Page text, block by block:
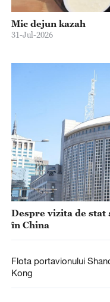
Mic dejun kazah
31-Jul-2026
Despre vizita de
în China
Flota portavionului
Kong